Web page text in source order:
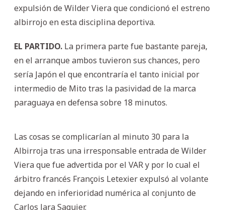
expulsión de Wilder Viera que condicionó el estreno
albirrojo en esta disciplina deportiva.
EL PARTIDO. La primera parte fue bastante pareja,
en el arranque ambos tuvieron sus chances, pero
sería Japón el que encontraría el tanto inicial por
intermedio de Mito tras la pasividad de la marca
paraguaya en defensa sobre 18 minutos.
Las cosas se complicarían al minuto 30 para la
Albirroja tras una irresponsable entrada de Wilder
Viera que fue advertida por el VAR y por lo cual el
árbitro francés François Letexier expulsó al volante
dejando en inferioridad numérica al conjunto de
Carlos Jara Saguier.